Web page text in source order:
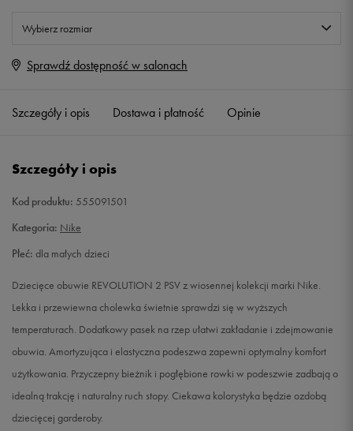
Wybierz rozmiar
Rozmiary EU
27,5
29,5 18 cm
31 19 cm Powiadom o dostępności
31,5 19,5 cm Powiadom o dostępności
33 20,5 cm
Sprawdź dostępność w salonach
Szczegóły i opis Dostawa i płatność Opinie
Szczegóły i opis
Kod produktu: 555091501
Kategoria: Nike
Płeć: dla małych dzieci
Dziecięce obuwie REVOLUTION 2 PSV z wiosennej kolekcji marki Nike.
Lekka i przewiewna cholewka świetnie sprawdzi się w wyższych
temperaturach. Dodatkowy pasek na rzep ułatwi zakładanie i zdejmowanie
obuwia. Amortyzująca i elastyczna podeszwa zapewni optymalny komfort
użytkowania. Przyczepny bieżnik i pogłębione rowki w podeszwie zadbają o
idealną trakcję i naturalny ruch stopy. Ciekawa kolorystyka będzie ozdobą
dziecięcej garderoby.